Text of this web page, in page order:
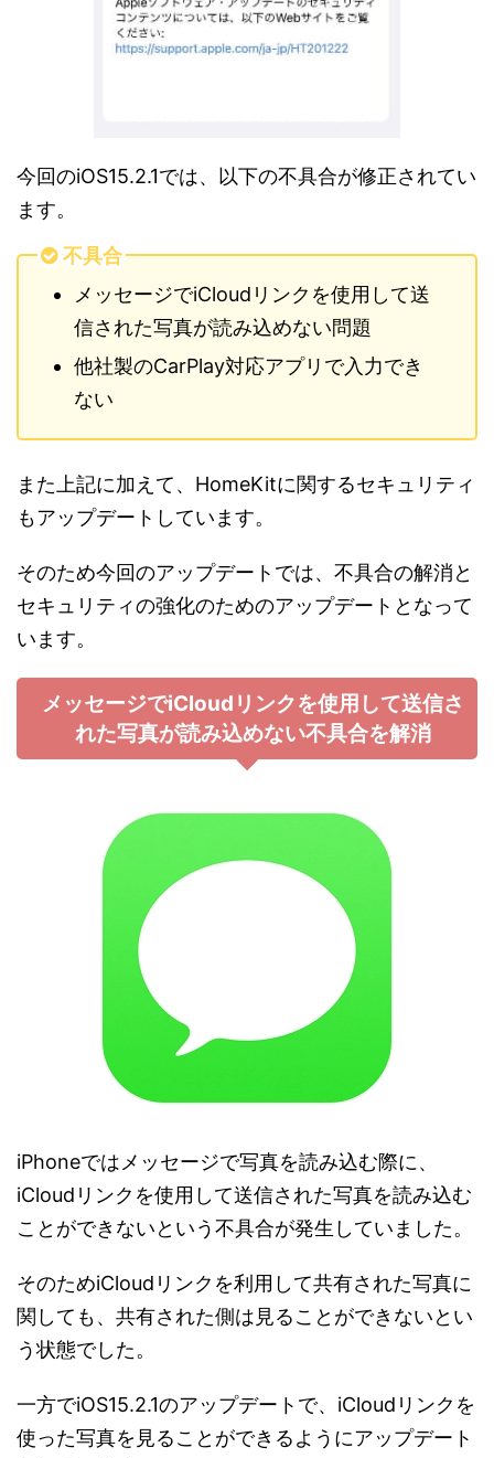
今回のiOS15.2.1では、以下の不具合が修正されてい
ます。
不具合
メッセージでiCloudリンクを使用して送
信された写真が読み込めない問題
他社製のCarPlay対応アプリで入力でき
ない
また上記に加えて、HomeKitに関するセキュリティ
もアップデートしています。
そのため今回のアップデートでは、不具合の解消と
セキュリティの強化のためのアップデートとなって
います。
メッセージでiCloudリンクを使用して送信さ
れた写真が読み込めない不具合を解消
iPhoneではメッセージで写真を読み込む際に、
iCloudリンクを使用して送信された写真を読み込む
ことができないという不具合が発生していました。
そのためiCloudリンクを利用して共有された写真に
関しても、共有された側は見ることができないとい
う状態でした。
一方でiOS15.2.1のアップデートで、iCloudリンクを
使った写真を見ることができるようにアップデート